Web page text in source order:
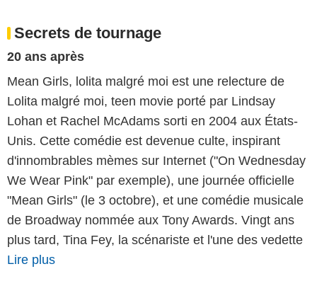
Secrets de tournage
20 ans après
Mean Girls, lolita malgré moi est une relecture de
Lolita malgré moi, teen movie porté par Lindsay
Lohan et Rachel McAdams sorti en 2004 aux États-
Unis. Cette comédie est devenue culte, inspirant
d'innombrables mèmes sur Internet ("On Wednesday
We Wear Pink" par exemple), une journée officielle
"Mean Girls" (le 3 octobre), et une comédie musicale
de Broadway nommée aux Tony Awards. Vingt ans
plus tard, Tina Fey, la scénariste et l'une des vedette
Lire plus